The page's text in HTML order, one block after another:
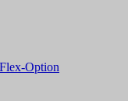
Option